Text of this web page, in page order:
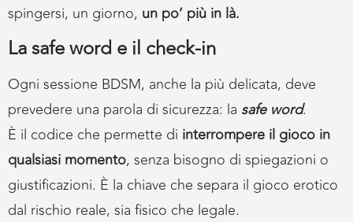
spingersi, un giorno, un po’ più in là.
La safe word e il check-in
Ogni sessione BDSM, anche la più delicata, deve
prevedere una parola di sicurezza: la safe word.
È il codice che permette di interrompere il gioco in
qualsiasi momento, senza bisogno di spiegazioni o
giustificazioni. È la chiave che separa il gioco erotico
dal rischio reale, sia fisico che legale.